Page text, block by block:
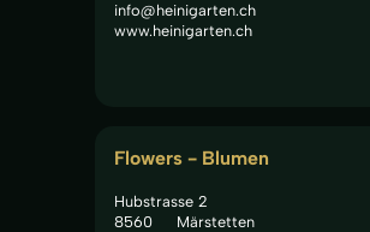
info@heinigarten.ch
www.heinigarten.ch
Flowers - Blumen
Hubstrasse 2
8560
Märstetten